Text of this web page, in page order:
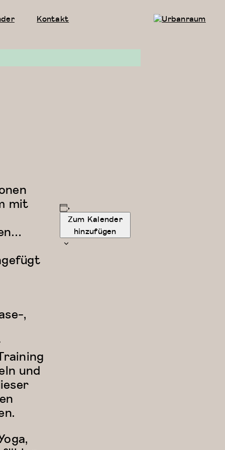
Kontakt
mit
,
und
Zum Kalender
hinzufügen